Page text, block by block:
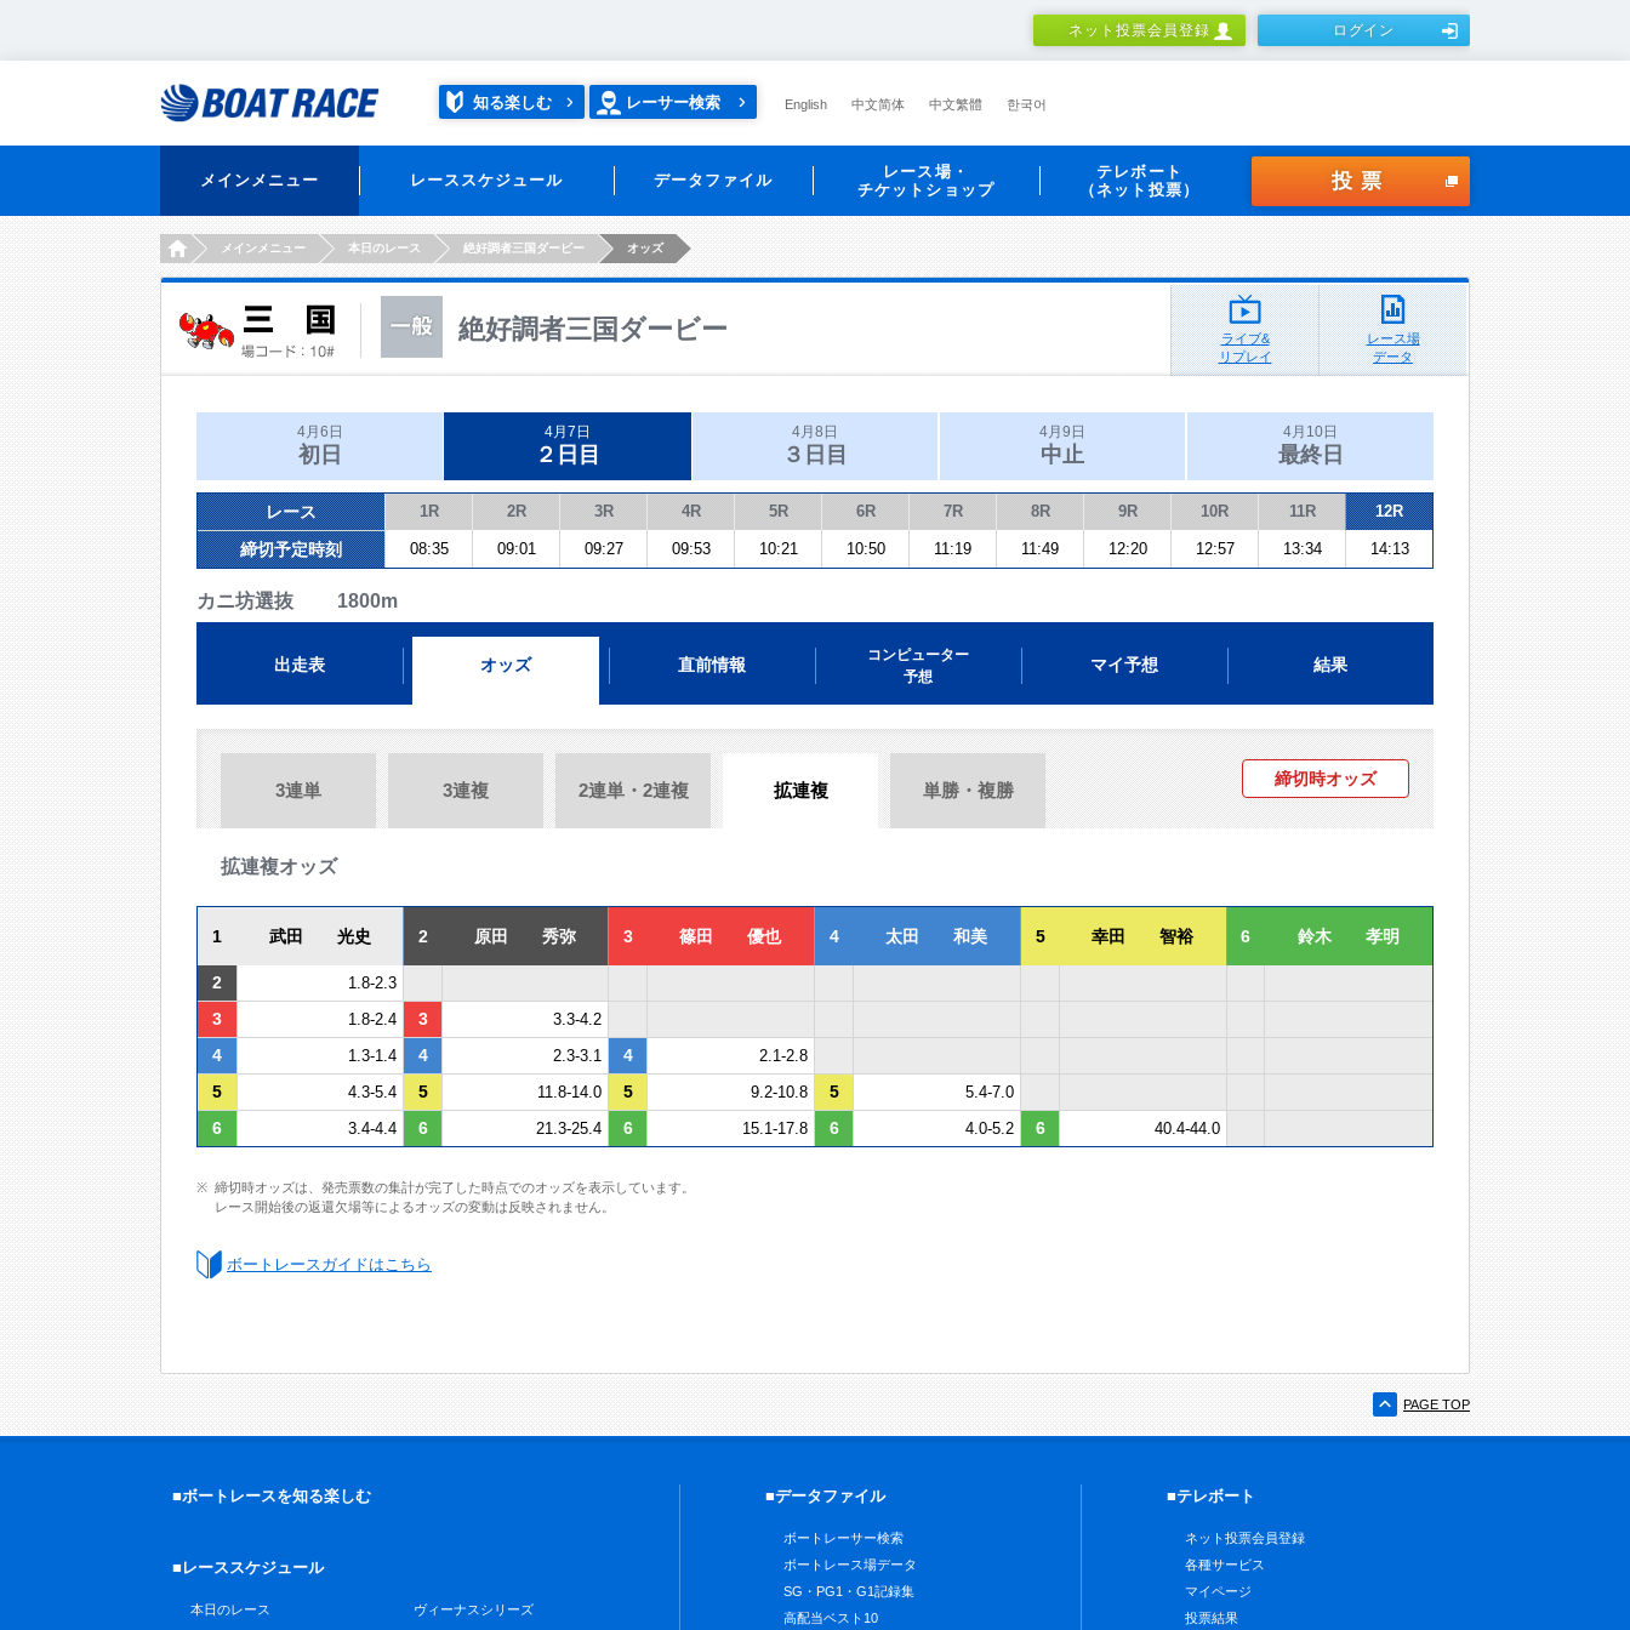
ネット投票会員登録 ログイン
知る楽しむ レーサー検索 English 中文简体 中文繁體 한국어
メインメニュー レーススケジュール データファイル
レース場・
チケットショップ
テレボート
（ネット投票）
投票
HOMEメインメニュー 本日のレース 絶好調者三国ダービー オッズ
絶好調者三国ダービー
ライブ&
リプレイ
レース場
データ
4月6日
初日
4月7日
２日目
4月8日
３日目
4月9日
中止
4月10日
最終日
レース 1R 2R 3R 4R 5R 6R 7R 8R 9R 10R 11R 12R
締切予定時刻 08:35 09:01 09:27 09:53 10:21 10:50 11:19 11:49 12:20 12:57 13:34 14:13
カニ坊選抜 1800m
出走表 オッズ 直前情報
コンピューター
予想
マイ予想 結果
3連単 3連複 2連単・2連複 拡連複 単勝・複勝
締切時オッズ
拡連複オッズ
1 武田 光史 2 原田 秀弥 3 篠田 優也 4 太田 和美 5 幸田 智裕 6 鈴木 孝明
2 1.8-2.3
3 1.8-2.4 3 3.3-4.2
4 1.3-1.4 4 2.3-3.1 4 2.1-2.8
5 4.3-5.4 5 11.8-14.0 5 9.2-10.8 5 5.4-7.0
6 3.4-4.4 6 21.3-25.4 6 15.1-17.8 6 4.0-5.2 6 40.4-44.0
締切時オッズは、発売票数の集計が完了した時点でのオッズを表示しています。
レース開始後の返還欠場等によるオッズの変動は反映されません。
ボートレースガイドはこちら
PAGE TOP
■ボートレースを知る楽しむ
■レーススケジュール
本日のレース
ヴィーナスシリーズ
■データファイル
ボートレーサー検索
ボートレース場データ
SG・PG1・G1記録集
高配当ベスト10
■テレボート
ネット投票会員登録
各種サービス
マイページ
投票結果